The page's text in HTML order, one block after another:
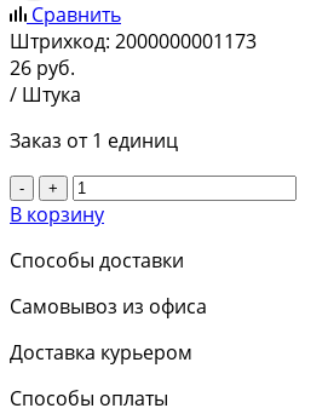
Сравнить
Штрихкод: 2000000001173
26 руб.
/ Штука
Заказ от 1 единиц
- +
В корзину
Способы доставки
Самовывоз из офиса
Доставка курьером
Способы оплаты